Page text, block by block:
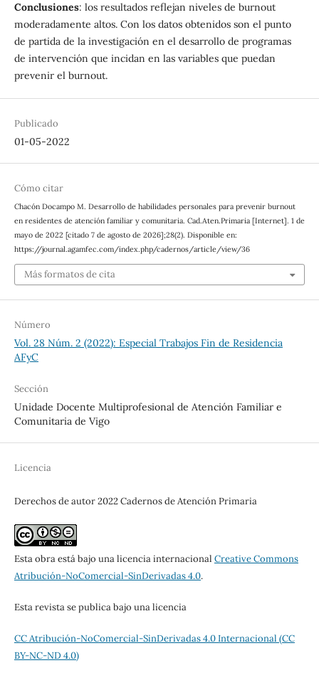
Conclusiones: los resultados reflejan niveles de burnout
moderadamente altos. Con los datos obtenidos son el punto
de partida de la investigación en el desarrollo de programas
de intervención que incidan en las variables que puedan
prevenir el burnout.
Publicado
01-05-2022
Cómo citar
Chacón Docampo M. Desarrollo de habilidades personales para prevenir burnout
en residentes de atención familiar y comunitaria. Cad.Aten.Primaria [Internet]. 1 de
mayo de 2022 [citado 7 de agosto de 2026];28(2). Disponible en:
https://journal.agamfec.com/index.php/cadernos/article/view/36
Más formatos de cita
Número
Vol. 28 Núm. 2 (2022): Especial Trabajos Fin de Residencia
AFyC
Sección
Unidade Docente Multiprofesional de Atención Familiar e
Comunitaria de Vigo
Licencia
Derechos de autor 2022 Cadernos de Atención Primaria
Esta obra está bajo una licencia internacional Creative Commons
Atribución-NoComercial-SinDerivadas 4.0.
Esta revista se publica bajo una licencia
CC Atribución-NoComercial-SinDerivadas 4.0 Internacional (CC
BY-NC-ND 4.0)